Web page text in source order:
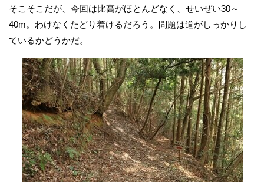
そこそこだが、今回は比高がほとんどなく、せいぜい30～
40m。わけなくたどり着けるだろう。問題は道がしっかりし
ているかどうかだ。